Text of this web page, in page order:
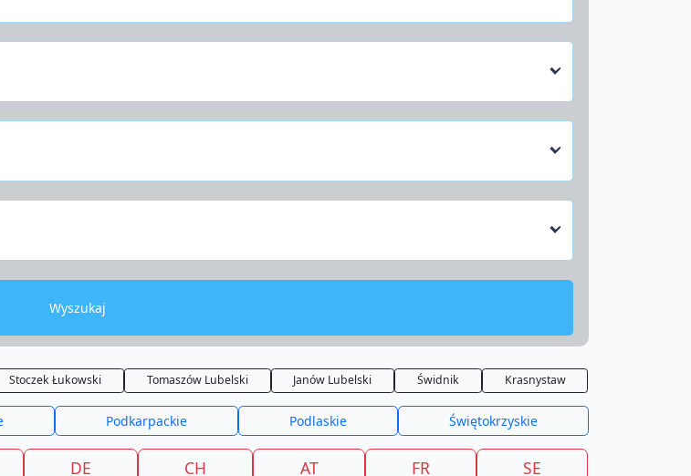
Wyszukaj
Stoczek Łukowski Tomaszów Lubelski Janów Lubelski Świdnik Krasnystaw
Podkarpackie Podlaskie Świętokrzyskie
DE CH AT FR SE